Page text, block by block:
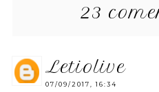
23
letiolive
07/09/2017, 16:34